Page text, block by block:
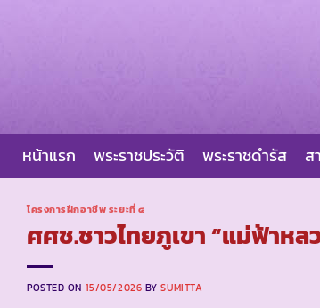
หน้าแรก พระราชประวัติ พระราชดำรัส ส
โครงการฝึกอาชีพ ระยะที่ ๔
ศศช.ชาวไทยภูเขา “แม่ฟ้าห
POSTED ON 15/05/2026 BYSUMITTA